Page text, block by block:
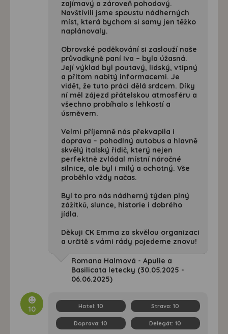
zajímavý a zároveň pohodový.
Navštívili jsme spoustu nádherných
míst, která bychom si samy jen těžko
naplánovaly.
Obrovské poděkování si zaslouží naše
průvodkyně paní Iva – byla úžasná.
Její výklad byl poutavý, lidský, vtipný
a přitom nabitý informacemi. Je
vidět, že tuto práci dělá srdcem. Díky
ní měl zájezd přátelskou atmosféru a
všechno probíhalo s lehkostí a
úsměvem.
Velmi příjemně nás překvapila i
doprava – pohodlný autobus a hlavně
skvělý italský řidič, který nejen
perfektně zvládal místní náročné
silnice, ale byl i milý a ochotný. Vše
proběhlo vždy načas.
Byl to pro nás nádherný týden plný
zážitků, slunce, historie i dobrého
jídla.
Děkuji CK Emma za skvělou organizaci
a určitě s vámi rády pojedeme znovu!
Romana Halmová - Apulie a
Basilicata letecky (30.05.2025 -
06.06.2025)
10 Hotel: 10 Strava:10
Doprava:10 Delegát:10